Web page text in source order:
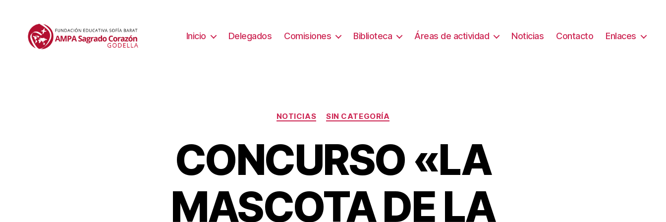
Inicio Delegados Comisiones Biblioteca Áreas de actividad Noticias Contacto Enlaces
Categorías
NOTICIAS SIN CATEGORÍA
CONCURSO «LA
MASCOTA DE LA